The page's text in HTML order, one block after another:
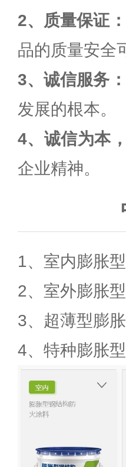
2、质量保证：
品的质量安全
3、诚信服务：
发展的根本。
4、诚信为本
企业精神。
1、室内膨胀
2、室外膨胀
3、超薄型膨
4、特种膨胀